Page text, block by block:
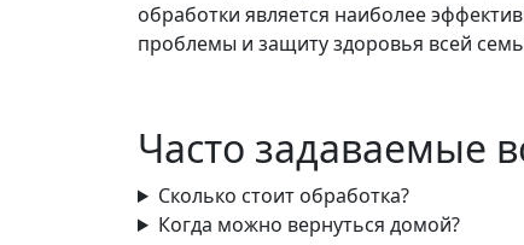
обработки является наиболее
проблемы и защиту здоровья всей
Часто задаваемые
Сколько стоит обработка?
Когда можно вернуться домой?